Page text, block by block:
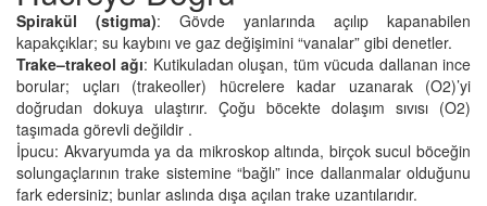
Spirakül (stigma): Gövde yanlarında açılıp kapanabilen
kapakçıklar; su kaybını ve gaz değişimini “vanalar” gibi denetler.
Trake–trakeol ağı: Kutikuladan oluşan, tüm vücuda dallanan ince
borular; uçları (trakeoller) hücrelere kadar uzanarak (O2)’yi
doğrudan dokuya ulaştırır. Çoğu böcekte dolaşım sıvısı (O2)
taşımada görevli değildir .
İpucu: Akvaryumda ya da mikroskop altında, birçok sucul böceğin
solungaçlarının trake sistemine “bağlı” ince dallanmalar olduğunu
fark edersiniz; bunlar aslında dışa açılan trake uzantılarıdır.